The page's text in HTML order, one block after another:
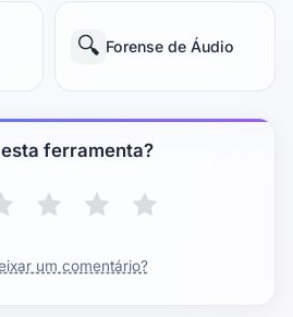
🔍 Forense de Áudio
ferramenta?
um comentário?